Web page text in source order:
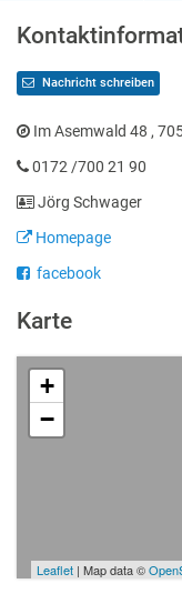
Nachricht schreiben
Im Asemwald 48 ,
0172 /700 21 90
Jörg Schwager
Homepage
facebook
Karte
+
−
Leaflet | Map data ©